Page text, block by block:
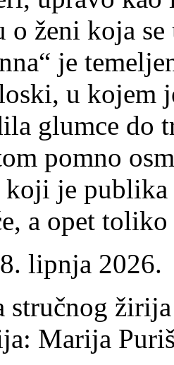
o ženi koja
je
u kojem
glumce do
pomno
koji je
a opet
lipnja 2026.
stručnog
Marija